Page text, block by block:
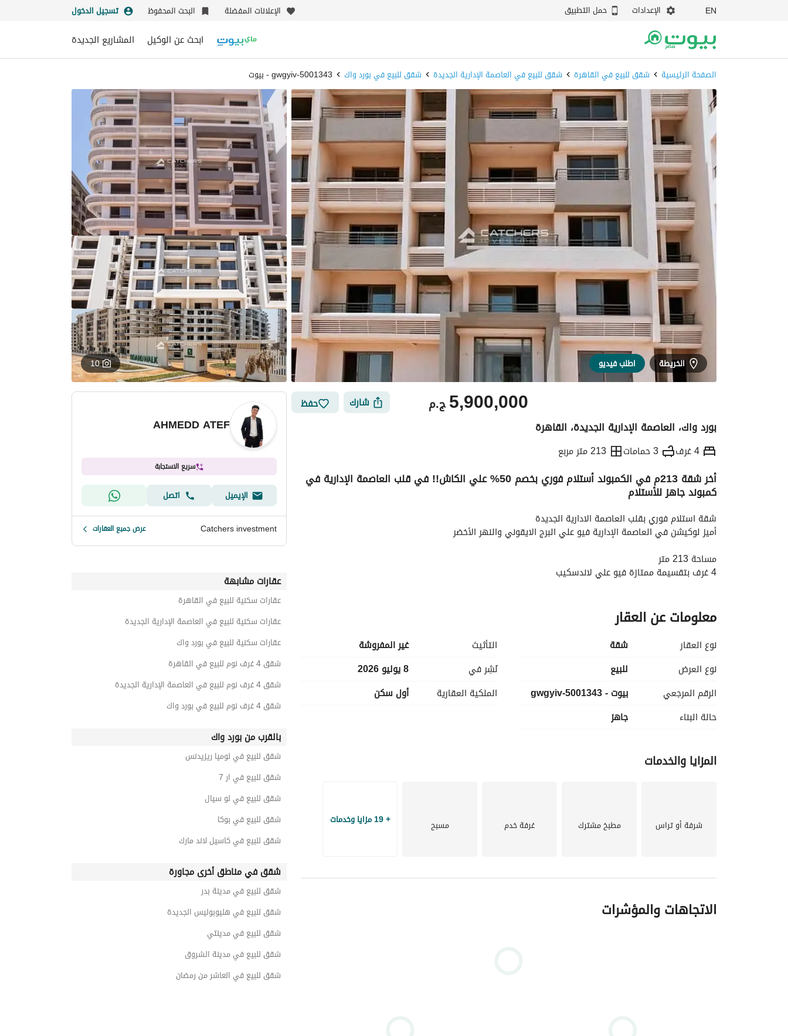
EN الإعدادات حمل التطبيق الإعلانات المفضلة البحث المحفوظ تسجيل الدخول
ابحث عن الوكيل المشاريع الجديدة
الصفحة الرئيسية شقق للبيع في القاهرة شقق للبيع في العاصمة الإدارية الجديدة شقق للبيع في بورد واك 5001343-gwgyiv - بيوت
الخريطة اطلب فيديو 10
ج.م5,900,000 شارك حفظ
بورد واك، العاصمة الإدارية الجديدة، القاهرة
4 غرف 3 حمامات 213 متر مربع
التفاصيل الاتجاهات والمؤشرات رهن عقاري الموقع والأماكن القريبة
أخر شقة 213م في الكمبوند أستلام فوري بخصم 50% علي الكاش!! في قلب العاصمة الإدارية في
كمبوند جاهز للأستلام
شقة استلام فوري بقلب العاصمة الادارية الجديدة
أميز لوكيشن في العاصمة الإدارية فيو علي البرج الايقوني والنهر الأخضر
مساحة 213 متر
4 غرف بتقسيمة ممتازة فيو علي لاندسكيب
الكمبوند جاهز للمعاينة والأستلام
للتفاصيل وتحديد معاد المعاينة التواصل الواتساب
عرض معلومات الاتصال
معلومات عن العقار
نوع العقار
شقة
نوع العرض
للبيع
الرقم المرجعي
بيوت - 5001343-gwgyiv
حالة البناء
جاهز
التأثيث
غير المفروشة
نُشِر في
8 يوليو 2026
الملكية العقارية
أول سكن
المزايا والخدمات
شرفة أو تراس مطبخ مشترك غرفة خدم مسبح + 19 مزايا وخدمات
الاتجاهات والمؤشرات
AHMEDD ATEF
سريع الاستجابة
الإيميل اتصل
Catchers investment عرض جميع العقارات
عقارات مشابهة
عقارات سكنية للبيع في القاهرة
عقارات سكنية للبيع في العاصمة الإدارية الجديدة
عقارات سكنية للبيع في بورد واك
شقق 4 غرف نوم للبيع في القاهرة
شقق 4 غرف نوم للبيع في العاصمة الإدارية الجديدة
شقق 4 غرف نوم للبيع في بورد واك
بالقرب من بورد واك
شقق للبيع في لوميا ريزيدنس
شقق للبيع في ار 7
شقق للبيع في لو سيال
شقق للبيع في بوكا
شقق للبيع في كاسيل لاند مارك
شقق في مناطق أخرى مجاورة
شقق للبيع في مدينة بدر
شقق للبيع في هليوبوليس الجديدة
شقق للبيع في مدينتي
شقق للبيع في مدينة الشروق
شقق للبيع في العاشر من رمضان